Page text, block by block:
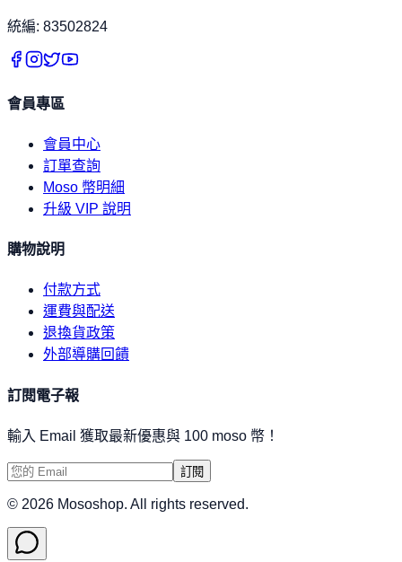
統編: 83502824
會員專區
會員中心
訂單查詢
Moso 幣明細
升級 VIP 說明
購物說明
付款方式
運費與配送
退換貨政策
外部導購回饋
訂閱電子報
輸入 Email 獲取最新優惠與 100 moso 幣！
訂閱
© 2026 Mososhop. All rights reserved.